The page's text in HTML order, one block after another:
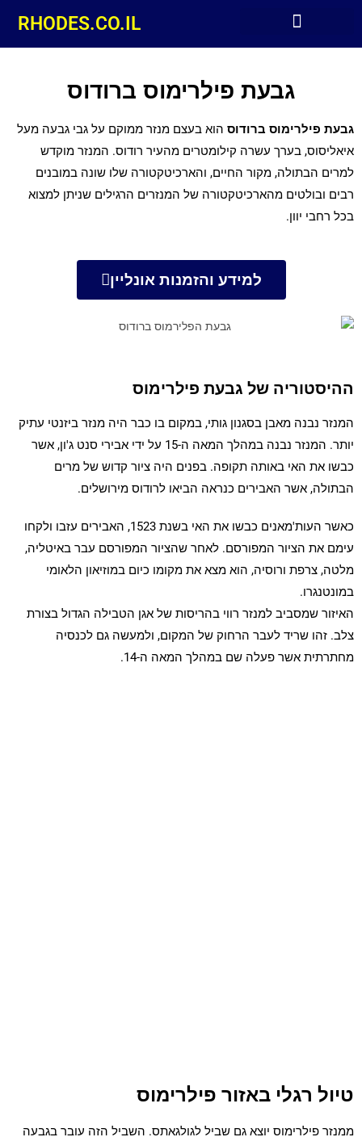
RHODES.CO.IL
גבעת פילרימוס ברודוס
גבעת פילרימוס ברודוס הוא בעצם מנזר ממוקם על גבי גבעה מעל
איאליסוס, בערך עשרה קילומטרים מהעיר רודוס. המנזר מוקדש
למרים הבתולה, מקור החיים, והארכיטקטורה שלו שונה במובנים
רבים ובולטים מהארכיטקטורה של המנזרים הרגילים שניתן למצוא
בכל רחבי יוון.
למידע והזמנות אונליין
ההיסטוריה של גבעת פילרימוס
המנזר נבנה מאבן בסגנון גותי, במקום בו כבר היה מנזר ביזנטי עתיק
יותר. המנזר נבנה במהלך המאה ה-15 על ידי אבירי סנט ג'ון, אשר
כבשו את האי באותה תקופה. בפנים היה ציור קדוש של מרים
הבתולה, אשר האבירים כנראה הביאו לרודוס מירושלים.
כאשר העות'מאנים כבשו את האי בשנת 1523, האבירים עזבו ולקחו
עימם את הציור המפורסם. לאחר שהציור המפורסם עבר באיטליה,
מלטה, צרפת ורוסיה, הוא מצא את מקומו כיום במוזיאון הלאומי
במונטנגרו.
האיזור שמסביב למנזר רווי בהריסות של אגן הטבילה הגדול בצורת
צלב. זהו שריד לעבר הרחוק של המקום, ולמעשה גם לכנסיה
מחתרתית אשר פעלה שם במהלך המאה ה-14.
טיול רגלי באזור פילרימוס
ממנזר פילרימוס יוצא גם שביל לגולגאתס. השביל הזה עובר בגבעה